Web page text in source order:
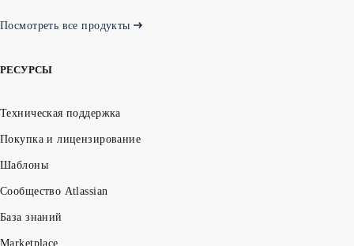
Посмотреть все продукты
РЕСУРСЫ
Техническая поддержка
Покупка и лицензирование
Шаблоны
Сообщество Atlassian
База знаний
Marketplace